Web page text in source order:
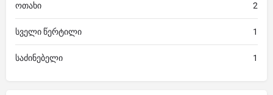
ოთახი 2
სველი წერტილი 1
საძინებელი 1